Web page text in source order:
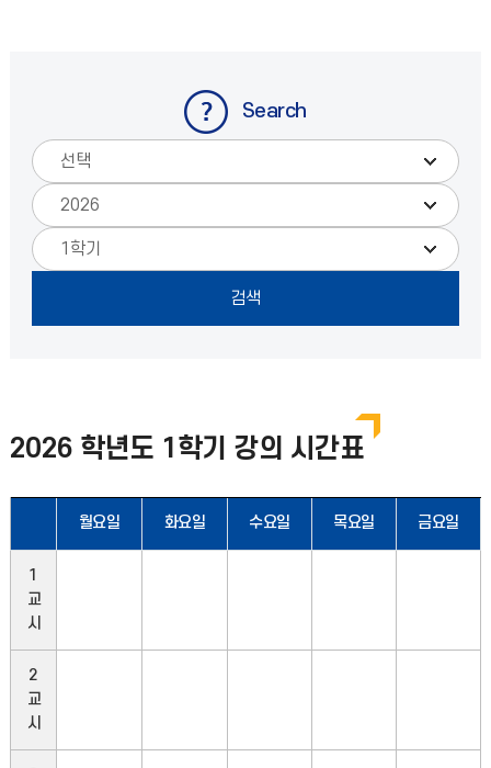
Search
2026 학년도 1 학기 강의 시간표
월요일 화요일 수요일 목요일 금요일
1
교
시
2
교
시